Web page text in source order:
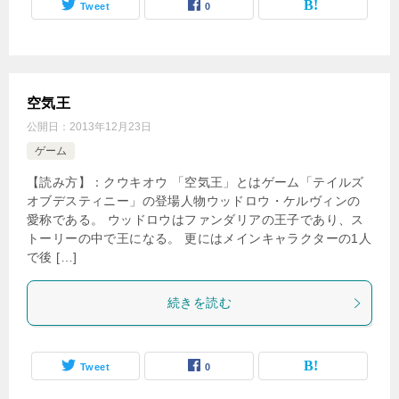
Tweet 0
空気王
公開日： 2013年12月23日
ゲーム
【読み方】：クウキオウ 「空気王」とはゲーム「テイルズ
オブデスティニー」の登場人物ウッドロウ・ケルヴィンの
愛称である。 ウッドロウはファンダリアの王子であり、ス
トーリーの中で王になる。 更にはメインキャラクターの1人
で後 […]
続きを読む
Tweet 0